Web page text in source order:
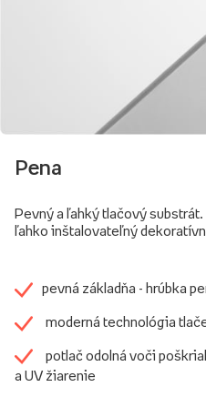
Pena
Pevný a ľahký tlačový
ľahko inštalovateľný
pevná základňa - hrúbka
moderná technológia
potlač odolná voči
a UV žiarenie